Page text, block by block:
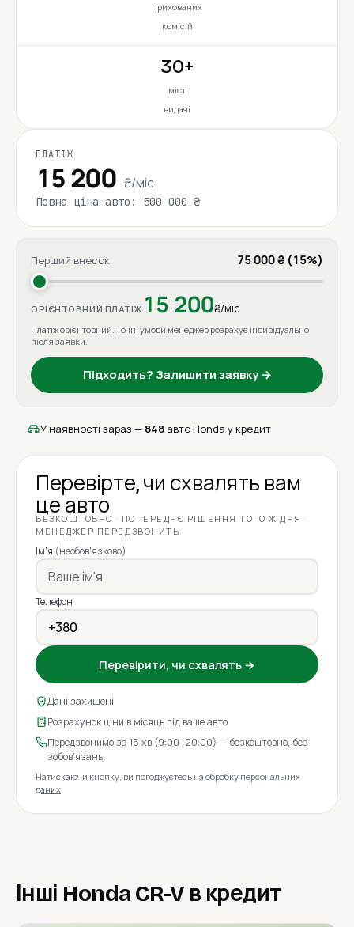
прихованих
комісій
30+
міст
видачі
ПЛАТІЖ
15 200 ₴/міс
Повна ціна авто: 500 000 ₴
Перший внесок 75 000 ₴ (15%)
ОРІЄНТОВНИЙ ПЛАТІЖ 15 200₴/міс
Платіж орієнтовний. Точні умови менеджер розрахує індивідуально
після заявки.
Підходить? Залишити заявку →
У наявності зараз — 848 авто Honda у кредит
Перевірте, чи схвалять вам
це авто
БЕЗКОШТОВНО · ПОПЕРЕДНЄ РІШЕННЯ ТОГО Ж ДНЯ ·
МЕНЕДЖЕР ПЕРЕДЗВОНИТЬ
Ім'я (необов'язково)
Телефон
Перевірити, чи схвалять →
Дані захищені
Розрахунок ціни в місяць під ваше авто
Передзвонимо за 15 хв (9:00–20:00) — безкоштовно, без
зобов'язань
Натискаючи кнопку, ви погоджуєтесь на обробку персональних
даних.
Інші Honda CR-V в кредит